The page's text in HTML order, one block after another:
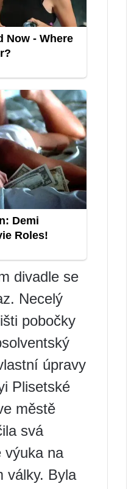
divadle se
Necelý
pobočky
úpravy
Plisetské
městě
svá
výuka na
války. Byla